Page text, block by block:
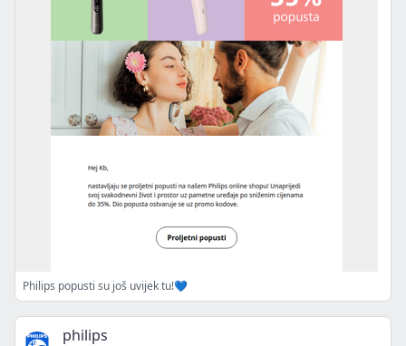
Philips popusti su još uvijek tu!💙
philips